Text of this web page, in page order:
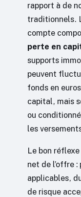
rapport à de
traditionnels.
compte
perte en
supports
peuvent
fonds en
capital, mais
ou
les
Le bon
net de l’offre
applicables,
de risque